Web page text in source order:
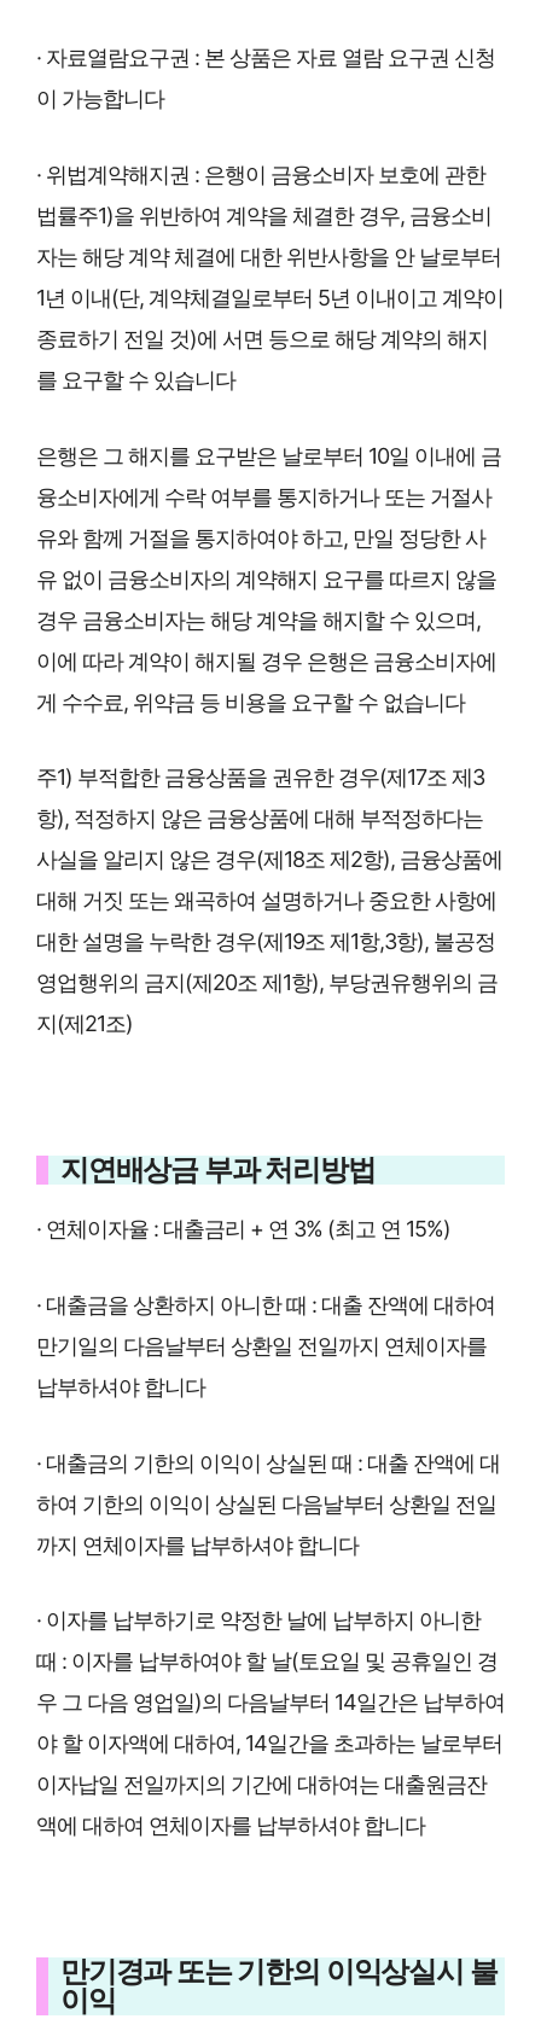
· 자료열람요구권 : 본 상품은 자료 열람 요구권 신청
이 가능합니다
· 위법계약해지권 : 은행이 금융소비자 보호에 관한
법률주1)을 위반하여 계약을 체결한 경우, 금융소비
자는 해당 계약 체결에 대한 위반사항을 안 날로부터
1년 이내(단, 계약체결일로부터 5년 이내이고 계약이
종료하기 전일 것)에 서면 등으로 해당 계약의 해지
를 요구할 수 있습니다
은행은 그 해지를 요구받은 날로부터 10일 이내에 금
융소비자에게 수락 여부를 통지하거나 또는 거절사
유와 함께 거절을 통지하여야 하고, 만일 정당한 사
유 없이 금융소비자의 계약해지 요구를 따르지 않을
경우 금융소비자는 해당 계약을 해지할 수 있으며,
이에 따라 계약이 해지될 경우 은행은 금융소비자에
게 수수료, 위약금 등 비용을 요구할 수 없습니다
주1) 부적합한 금융상품을 권유한 경우(제17조 제3
항), 적정하지 않은 금융상품에 대해 부적정하다는
사실을 알리지 않은 경우(제18조 제2항), 금융상품에
대해 거짓 또는 왜곡하여 설명하거나 중요한 사항에
대한 설명을 누락한 경우(제19조 제1항,3항), 불공정
영업행위의 금지(제20조 제1항), 부당권유행위의 금
지(제21조)
지연배상금 부과 처리방법
· 연체이자율 : 대출금리 + 연 3% (최고 연 15%)
· 대출금을 상환하지 아니한 때 : 대출 잔액에 대하여
만기일의 다음날부터 상환일 전일까지 연체이자를
납부하셔야 합니다
· 대출금의 기한의 이익이 상실된 때 : 대출 잔액에 대
하여 기한의 이익이 상실된 다음날부터 상환일 전일
까지 연체이자를 납부하셔야 합니다
· 이자를 납부하기로 약정한 날에 납부하지 아니한
때 : 이자를 납부하여야 할 날(토요일 및 공휴일인 경
우 그 다음 영업일)의 다음날부터 14일간은 납부하여
야 할 이자액에 대하여, 14일간을 초과하는 날로부터
이자납일 전일까지의 기간에 대하여는 대출원금잔
액에 대하여 연체이자를 납부하셔야 합니다
만기경과 또는 기한의 이익상실시 불
이익